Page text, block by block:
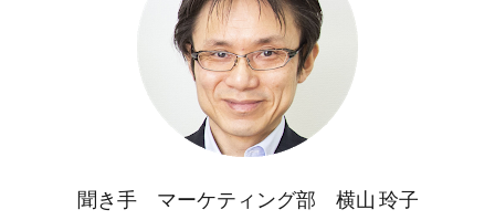
聞き手 マーケティング部 横山 玲子